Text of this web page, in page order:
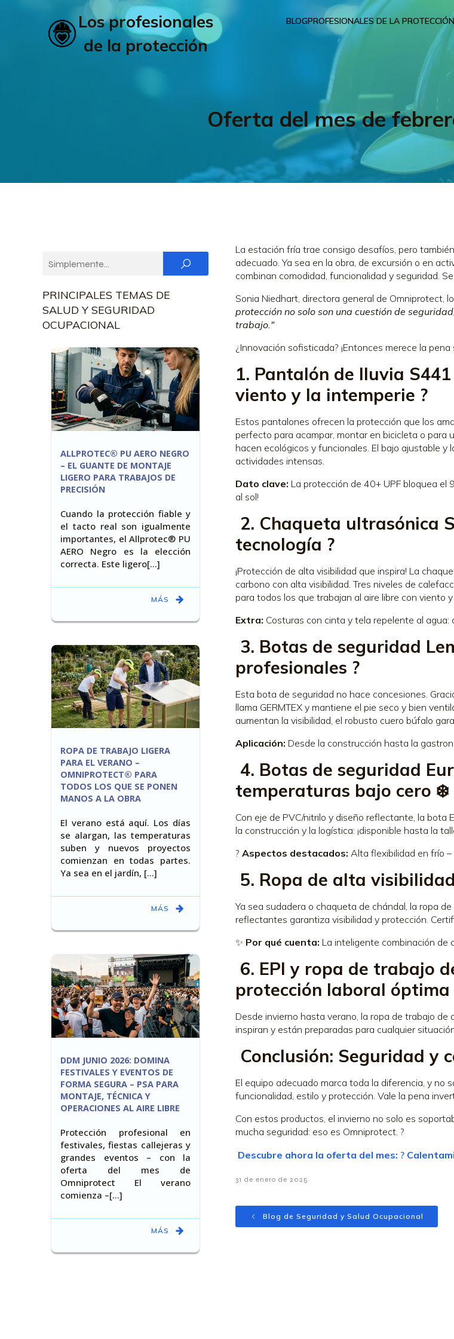
Los profesionales
de la protección
BLOGPROFESIONALES DE LA PROTECCIÓN
Oferta del mes de
PRINCIPALES TEMAS DE
SALUD Y SEGURIDAD
OCUPACIONAL
ALLPROTEC® PU AERO NEGRO
– EL GUANTE DE MONTAJE
LIGERO PARA TRABAJOS DE
PRECISIÓN
Cuando la protección fiable y
el tacto real son igualmente
importantes, el Allprotec® PU
AERO Negro es la elección
correcta. Este ligero[…]
MÁS
ROPA DE TRABAJO LIGERA
PARA EL VERANO –
OMNIPROTECT® PARA
TODOS LOS QUE SE PONEN
MANOS A LA OBRA
El verano está aquí. Los días
se alargan, las temperaturas
suben y nuevos proyectos
comienzan en todas partes.
Ya sea en el jardín, [...]
MÁS
DDM JUNIO 2026: DOMINA
FESTIVALES Y EVENTOS DE
FORMA SEGURA – PSA PARA
MONTAJE, TÉCNICA Y
OPERACIONES AL AIRE LIBRE
Protección profesional en
festivales, fiestas callejeras y
grandes eventos – con la
oferta del mes de
Omniprotect El verano
comienza –[…]
MÁS
La estación fría trae consigo desafíos, pero
adecuado. Ya sea en la obra, de excursión o en
combinan comodidad, funcionalidad y seguridad.
Sonia Niedhart, directora general de Omniprotect,
protección no solo son una cuestión de
trabajo."
¿Innovación sofisticada? ¡Entonces merece la pena
1. Pantalón de lluvia
viento y la intemperie ?️
Estos pantalones ofrecen la protección que los
perfecto para acampar, montar en bicicleta o para
hacen ecológicos y funcionales. El bajo ajustable
actividades intensas.
Dato clave: La protección de 40+ UPF bloquea el
al sol!
2. Chaqueta ultrasónica
tecnología ?
¡Protección de alta visibilidad que inspira! La
carbono con alta visibilidad. Tres niveles de
para todos los que trabajan al aire libre con viento y
Extra: Costuras con cinta y tela repelente al agua:
3. Botas de seguridad
profesionales ?
Esta bota de seguridad no hace concesiones.
llama GERMTEX y mantiene el pie seco y bien
aumentan la visibilidad, el robusto cuero búfalo
Aplicación: Desde la construcción hasta la
4. Botas de seguridad
temperaturas bajo cero ❄️
Con eje de PVC/nitrilo y diseño reflectante, la bota
la construcción y la logística: ¡disponible hasta la
? Aspectos destacados: Alta flexibilidad en frío
5. Ropa de alta
Ya sea sudadera o chaqueta de chándal, la ropa
reflectantes garantiza visibilidad y protección.
✨ Por qué cuenta: La inteligente combinación de
6. EPI y ropa de trabajo
protección laboral óptima
Desde invierno hasta verano, la ropa de trabajo
inspiran y están preparadas para cualquier
Conclusión: Seguridad
El equipo adecuado marca toda la diferencia, y no
funcionalidad, estilo y protección. Vale la pena
Con estos productos, el invierno no solo es
mucha seguridad: eso es Omniprotect. ?
Descubre ahora la oferta del mes: ?
31 de enero de 2025
Blog de Seguridad y Salud Ocupacional